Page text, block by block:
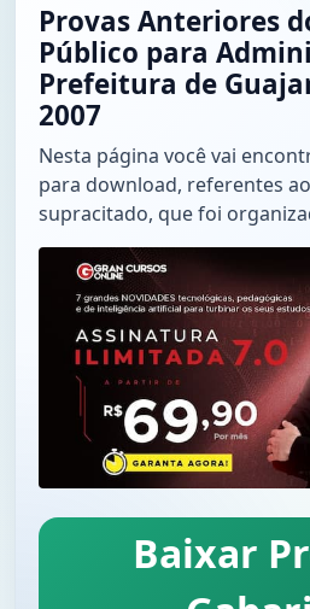
Provas Anteriores
Público para
Prefeitura de
2007
Nesta página você vai
para download, referentes
supracitado, que foi
Baixar